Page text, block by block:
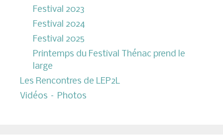
Festival 2023
Festival 2024
Festival 2025
Printemps du Festival Thénac prend le
large
Les Rencontres de LEP2L
Vidéos – Photos